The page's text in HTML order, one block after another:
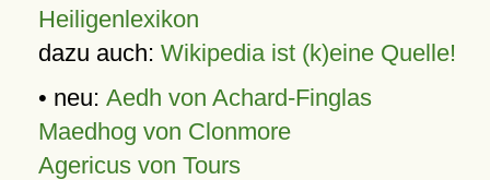
Heiligenlexikon
dazu auch: Wikipedia ist (k)eine Quelle!
• neu: Aedh von Achard-Finglas
Maedhog von Clonmore
Agericus von Tours